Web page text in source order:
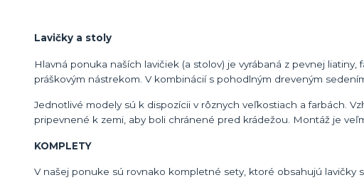
Lavičky a stoly
Hlavná ponuka naších lavičiek (a stolov) je vyrábaná z pevnej
práškovým nástrekom. V kombinácií s pohodlným dreveným
Jednotlivé modely sú k dispozícii v rôznych veľkostiach a farbách.
pripevnené k zemi, aby boli chránené pred krádežou. Montáž je
KOMPLETY
V našej ponuke sú rovnako kompletné sety, ktoré obsahujú lavičky